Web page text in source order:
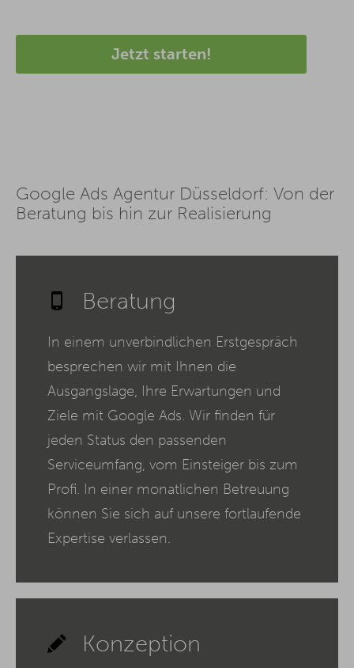
Jetzt starten!
Google Ads Agentur Düsseldorf: Von der
Beratung bis hin zur Realisierung
Beratung
In einem unverbindlichen Erstgespräch
besprechen wir mit Ihnen die
Ausgangslage, Ihre Erwartungen und
Ziele mit Google Ads. Wir finden für
jeden Status den passenden
Serviceumfang, vom Einsteiger bis zum
Profi. In einer monatlichen Betreuung
können Sie sich auf unsere fortlaufende
Expertise verlassen.
Konzeption